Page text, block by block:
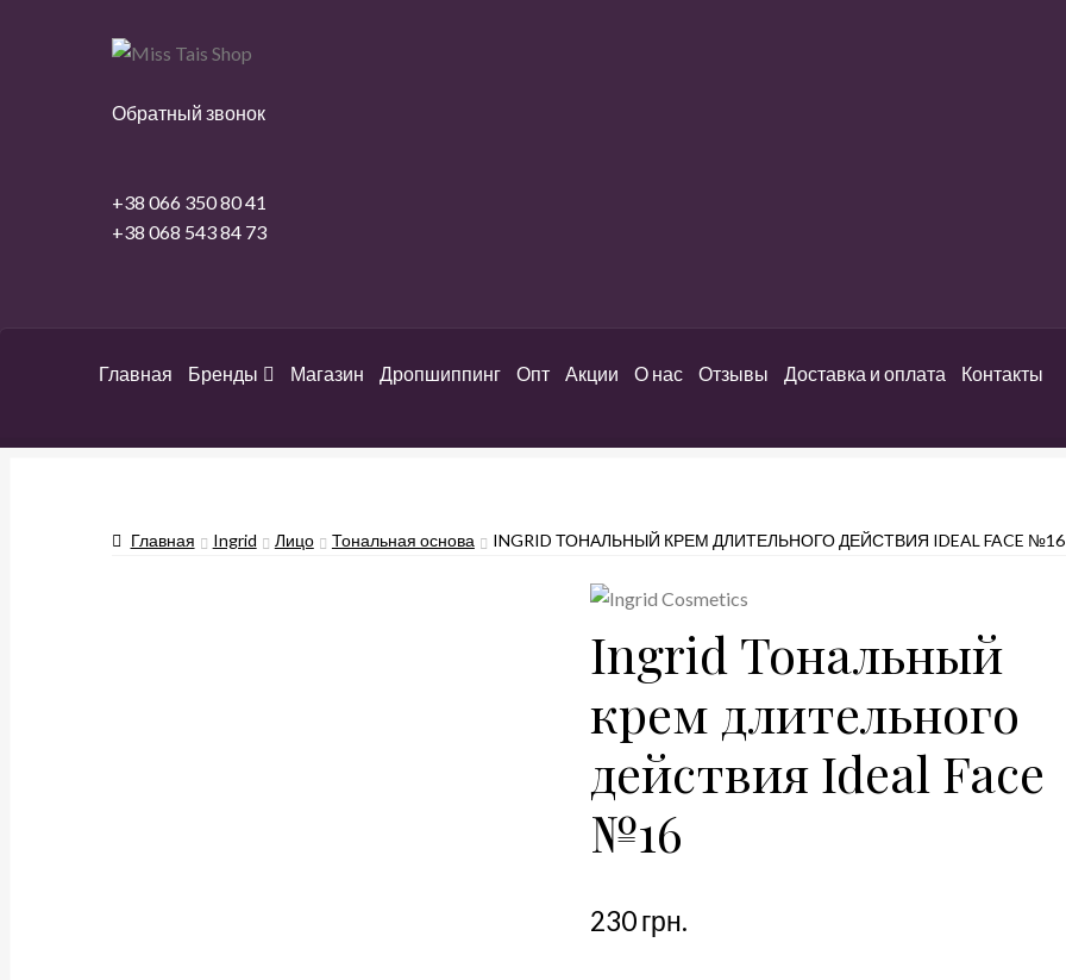
Перейти
навигации
Перейти
содержимому
Обратный звонок
+38 066 350 80 41
+38 068 543 84 73
Главная Бренды Магазин Дропшиппинг Опт Акции О нас Отзывы Доставка и оплата Контакты
Главная Ingrid Лицо Тональная основа INGRID ТОНАЛЬНЫЙ КРЕМ ДЛИТЕЛЬНОГО ДЕЙСТВИЯ IDEAL FACE №16
Ingrid Тональный
крем длительного
действия Ideal Face
№16
230грн.